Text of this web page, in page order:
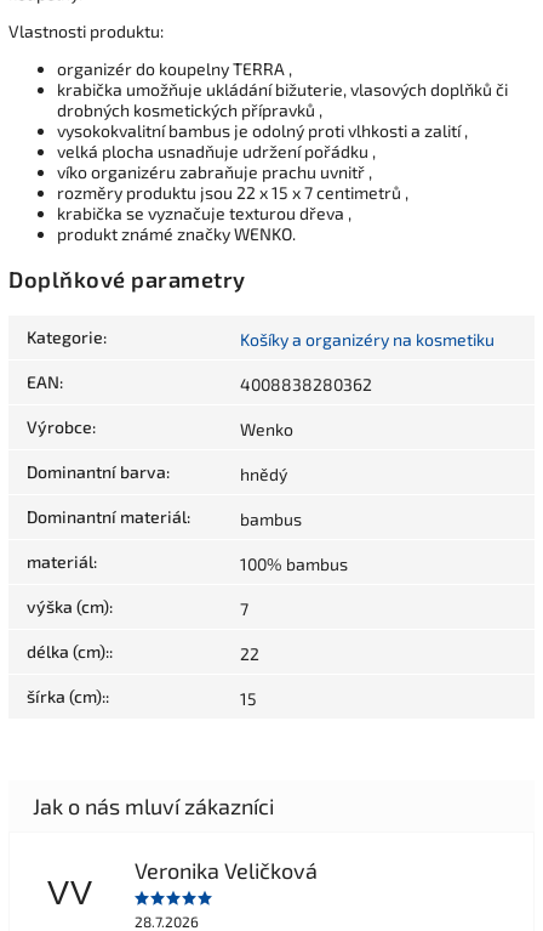
Vlastnosti produktu:
organizér do koupelny TERRA ,
krabička umožňuje ukládání bižuterie, vlasových doplňků či
drobných kosmetických přípravků ,
vysokokvalitní bambus je odolný proti vlhkosti a zalití ,
velká plocha usnadňuje udržení pořádku ,
víko organizéru zabraňuje prachu uvnitř ,
rozměry produktu jsou 22 x 15 x 7 centimetrů ,
krabička se vyznačuje texturou dřeva ,
produkt známé značky WENKO.
Doplňkové parametry
Kategorie: Košíky a organizéry na kosmetiku
EAN: 4008838280362
Výrobce: Wenko
Dominantní barva: hnědý
Dominantní materiál: bambus
materiál: 100% bambus
výška (cm): 7
délka (cm):: 22
šírka (cm):: 15
VV
Veronika Veličková
28.7.2026